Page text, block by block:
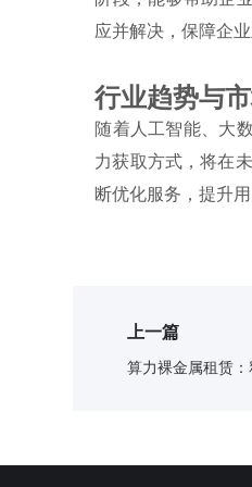
应并解决，保障企业
行业趋势与
随着人工智能、大
力获取方式，将在
断优化服务，提升
上一篇
算力裸金属租赁